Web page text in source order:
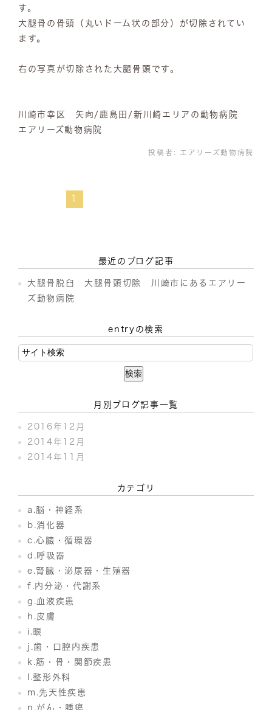
す。
大腿骨の骨頭（丸いドーム状の部分）が切除されてい
ます。
右の写真が切除された大腿骨頭です。
川崎市幸区 矢向/鹿島田/新川崎エリアの動物病院
エアリーズ動物病院
投稿者: エアリーズ動物病院
最近のブログ記事
大腿骨脱臼 大腿骨頭切除 川崎市にあるエアリー
ズ動物病院
entryの検索
月別ブログ記事一覧
2016年12月
2014年12月
2014年11月
カテゴリ
a.脳・神経系
b.消化器
c.心臓・循環器
d.呼吸器
e.腎臓・泌尿器・生殖器
f.内分泌・代謝系
g.血液疾患
h.皮膚
i.眼
j.歯・口腔内疾患
k.筋・骨・関節疾患
l.整形外科
m.先天性疾患
n.がん・腫瘍